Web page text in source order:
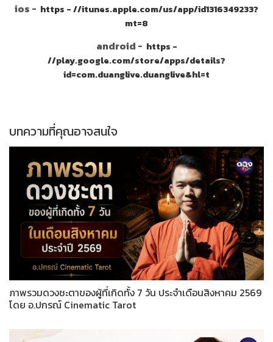
ios - https - //itunes.apple.com/us/app/id1316349233?
mt=8
android - https -
//play.google.com/store/apps/details?
id=com.duanglive.duanglive&hl=t
บทความที่คุณอาจสนใจ
ภาพรวมดวงชะตาของผู้ที่เกิดทั้ง 7 วัน ประจำเดือนสิงหาคม 2569
โดย อ.ปกรณ์ Cinematic Tarot